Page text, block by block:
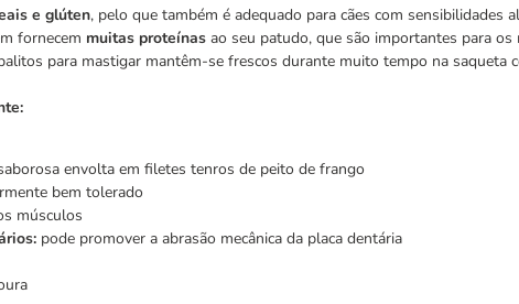
e glúten, pelo que também é adequado para cães com sensibilidades
fornecem muitas proteínas ao seu patudo, que são importantes para os
para mastigar mantêm-se frescos durante muito tempo na saqueta
envolta em filetes tenros de peito de frango
bem tolerado
músculos
pode promover a abrasão mecânica da placa dentária